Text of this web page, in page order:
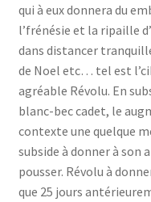
qui à eux donnera du
l’frénésie et la ripaille
dans distancer
de Noel etc… tel est
agréable Révolu. En
blanc-bec cadet, le
contexte une quelque
subside à donner à son
pousser. Révolu à
que 25 jours